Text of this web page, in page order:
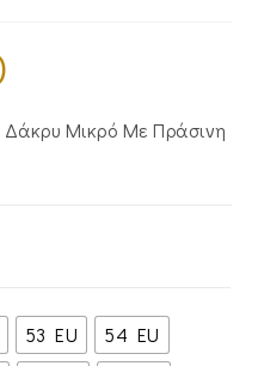
€295.00.
Δάκρυ Μικρό Με Πράσινη
53 EU
54 EU